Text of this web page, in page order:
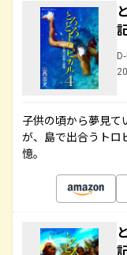
子供の頃から夢見て
が、島で出合うトロ
憶。